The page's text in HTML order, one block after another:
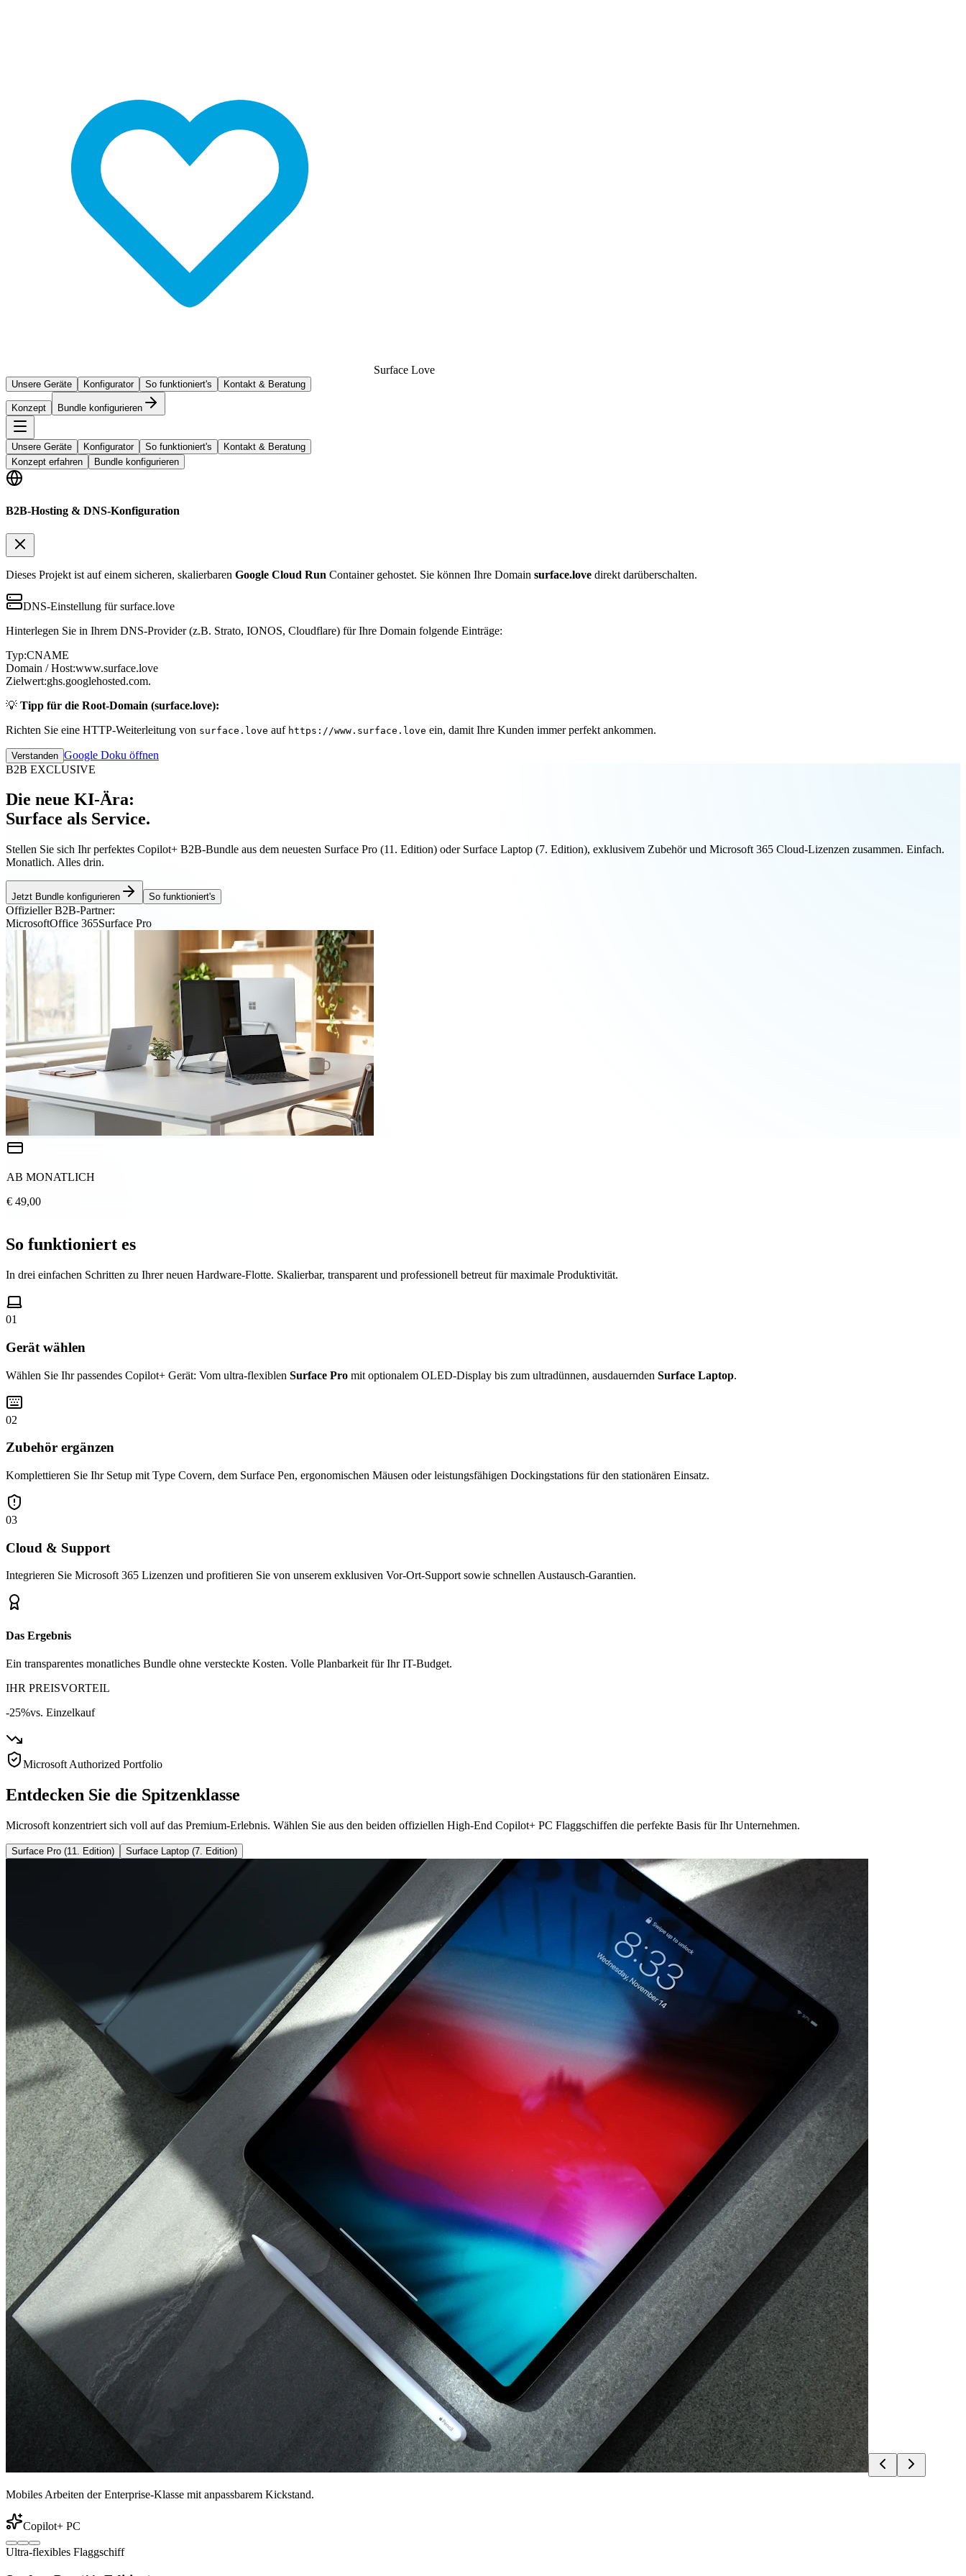
Surface Love
Unsere Geräte Konfigurator So funktioniert's Kontakt & Beratung
Konzept Bundle konfigurieren
Unsere Geräte Konfigurator So funktioniert's
Kontakt & Beratung
Konzept erfahren
Bundle konfigurieren
B2B-Hosting & DNS-Konfiguration
Dieses Projekt ist auf einem sicheren, skalierbaren Google Cloud Run Container gehostet. Sie können Ihre Domain surface.love direkt darüberschalten.
DNS-Einstellung für surface.love
Hinterlegen Sie in Ihrem DNS-Provider (z.B. Strato, IONOS, Cloudflare) für Ihre Domain folgende Einträge:
Typ:CNAME
Domain / Host:www.surface.love
Zielwert:ghs.googlehosted.com.
💡 Tipp für die Root-Domain (surface.love):
Richten Sie eine HTTP-Weiterleitung von surface.love auf https://www.surface.love ein, damit Ihre Kunden immer perfekt ankommen.
Verstanden Google Doku öffnen
B2B EXCLUSIVE
Die neue KI-Ära:
Surface als Service.
Stellen Sie sich Ihr perfektes Copilot+ B2B-Bundle aus dem neuesten Surface Pro (11. Edition) oder Surface Laptop (7. Edition), exklusivem Zubehör und Microsoft 365 Cloud-Lizenzen zusammen. Einfach.
Monatlich. Alles drin.
Jetzt Bundle konfigurieren So funktioniert's
Offizieller B2B-Partner:
MicrosoftOffice 365Surface Pro
AB MONATLICH
€ 49,00
So funktioniert es
In drei einfachen Schritten zu Ihrer neuen Hardware-Flotte. Skalierbar, transparent und professionell betreut für maximale Produktivität.
01
Gerät wählen
Wählen Sie Ihr passendes Copilot+ Gerät: Vom ultra-flexiblen Surface Pro mit optionalem OLED-Display bis zum ultradünnen, ausdauernden Surface Laptop.
02
Zubehör ergänzen
Komplettieren Sie Ihr Setup mit Type Covern, dem Surface Pen, ergonomischen Mäusen oder leistungsfähigen Dockingstations für den stationären Einsatz.
03
Cloud & Support
Integrieren Sie Microsoft 365 Lizenzen und profitieren Sie von unserem exklusiven Vor-Ort-Support sowie schnellen Austausch-Garantien.
Das Ergebnis
Ein transparentes monatliches Bundle ohne versteckte Kosten. Volle Planbarkeit für Ihr IT-Budget.
IHR PREISVORTEIL
-25%vs. Einzelkauf
Microsoft Authorized Portfolio
Entdecken Sie die Spitzenklasse
Microsoft konzentriert sich voll auf das Premium-Erlebnis. Wählen Sie aus den beiden offiziellen High-End Copilot+ PC Flaggschiffen die perfekte Basis für Ihr Unternehmen.
Surface Pro (11. Edition) Surface Laptop (7. Edition)
Mobiles Arbeiten der Enterprise-Klasse mit anpassbarem Kickstand.
Copilot+ PC
Ultra-flexibles Flaggschiff